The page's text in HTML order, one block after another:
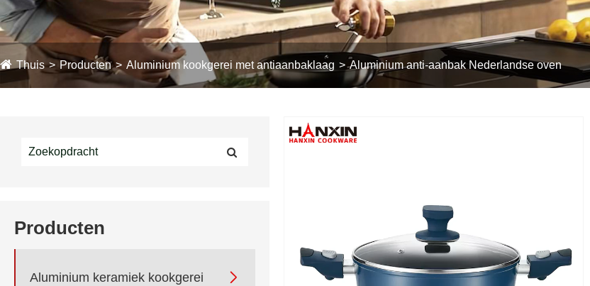
Thuis Producten Aluminium kookgerei met antiaanbaklaag Aluminium anti-aanbak Nederlandse oven
Producten
Aluminium keramiek kookgerei 